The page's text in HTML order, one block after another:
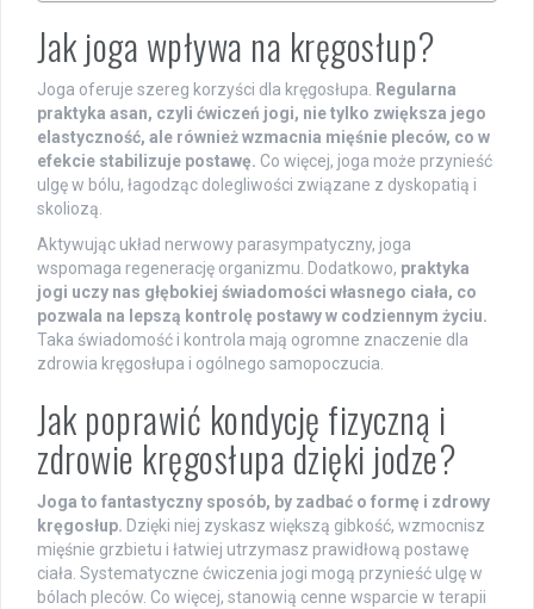
Jak joga wpływa na kręgosłup?
Joga oferuje szereg korzyści dla kręgosłupa.
Regularna
praktyka asan, czyli ćwiczeń jogi, nie tylko zwiększa jego
elastyczność, ale również wzmacnia mięśnie pleców, co w
efekcie stabilizuje postawę. Co więcej, joga może przynieść
ulgę w bólu, łagodząc dolegliwości związane z dyskopatią i
skoliozą.
Aktywując układ nerwowy parasympatyczny, joga
wspomaga regenerację organizmu. Dodatkowo, praktyka
jogi uczy nas głębokiej świadomości własnego ciała, co
pozwala na lepszą kontrolę postawy w codziennym życiu.
Taka świadomość i kontrola mają ogromne znaczenie dla
zdrowia kręgosłupa i ogólnego samopoczucia.
Jak poprawić kondycję fizyczną i
zdrowie kręgosłupa dzięki jodze?
Joga to fantastyczny sposób, by zadbać o formę i zdrowy
kręgosłup. Dzięki niej zyskasz większą gibkość, wzmocnisz
mięśnie grzbietu i łatwiej utrzymasz prawidłową postawę
ciała. Systematyczne ćwiczenia jogi mogą przynieść ulgę w
bólach pleców. Co więcej, stanowią cenne wsparcie w terapii